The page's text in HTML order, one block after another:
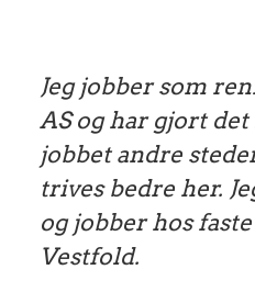
Jeg jobber som
AS og har gjort det
jobbet andre
trives bedre her.
og jobber hos
Vestfold.